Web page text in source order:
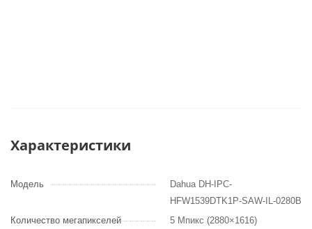
Характеристики
Модель
Dahua DH-IPC-
HFW1539DTK1P-SAW-IL-0280B
Количество мегапикселей
5 Мпикс (2880×1616)